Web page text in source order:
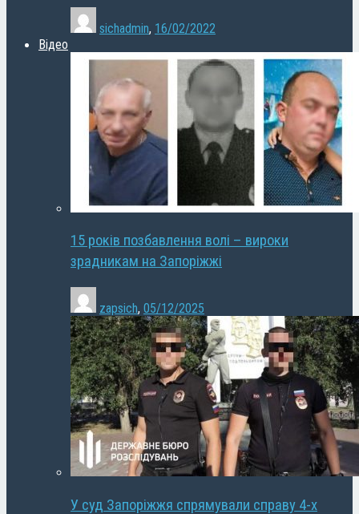
sichadmin, 16/02/2022
Відео
15 років позбавлення волі – вироки
зрадникам на Запоріжжі
zapsich, 05/12/2025
У суд Запоріжжя спрямували справу 4-х